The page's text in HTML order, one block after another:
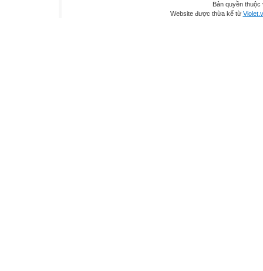
Bản quyền
Website được thừa kế từ